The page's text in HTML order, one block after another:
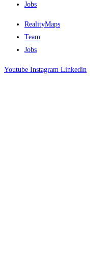
Jobs
RealityMaps
Team
Jobs
Youtube Instagram Linkedin